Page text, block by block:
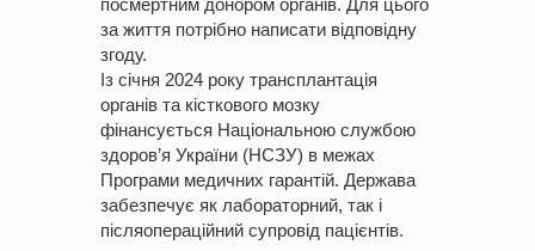
посмертним донором органів. Для цього
за життя потрібно написати відповідну
згоду.
Із січня 2024 року трансплантація
органів та кісткового мозку
фінансується Національною службою
здоров’я України (НСЗУ) в межах
Програми медичних гарантій. Держава
забезпечує як лабораторний, так і
післяопераційний супровід пацієнтів.